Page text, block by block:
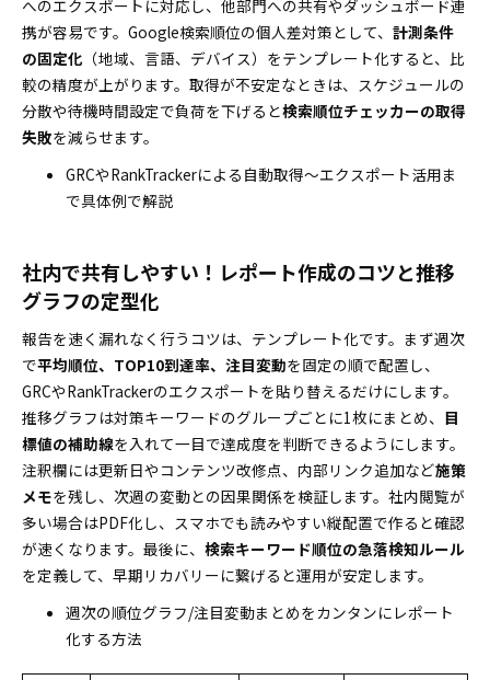
へのエクスポートに対応し、他部門への共有やダッシュボード連
携が容易です。Google検索順位の個人差対策として、 計測条件
の固定化 （地域、言語、デバイス）をテンプレート化すると、比
較の精度が上がります。取得が不安定なときは、スケジュールの
分散や待機時間設定で負荷を下げると検索順位チェッカーの取得
失敗を減らせます。
GRCやRankTrackerによる自動取得〜エクスポート活用ま
で具体例で解説
社内で共有しやすい！レポート作成のコツと推移
グラフの定型化
報告を速く漏れなく行うコツは、テンプレート化です。まず週次
で平均順位、TOP10到達率、注目変動を固定の順で配置し、
GRCやRankTrackerのエクスポートを貼り替えるだけにします。
推移グラフは対策キーワードのグループごとに1枚にまとめ、 目
標値の補助線を入れて一目で達成度を判断できるようにします。
注釈欄には更新日やコンテンツ改修点、内部リンク追加など施策
メモを残し、次週の変動との因果関係を検証します。社内閲覧が
多い場合はPDF化し、スマホでも読みやすい縦配置で作ると確認
が速くなります。最後に、 検索キーワード順位の急落検知ルール
を定義して、早期リカバリーに繋げると運用が安定します。
週次の順位グラフ/注目変動まとめをカンタンにレポート
化する方法